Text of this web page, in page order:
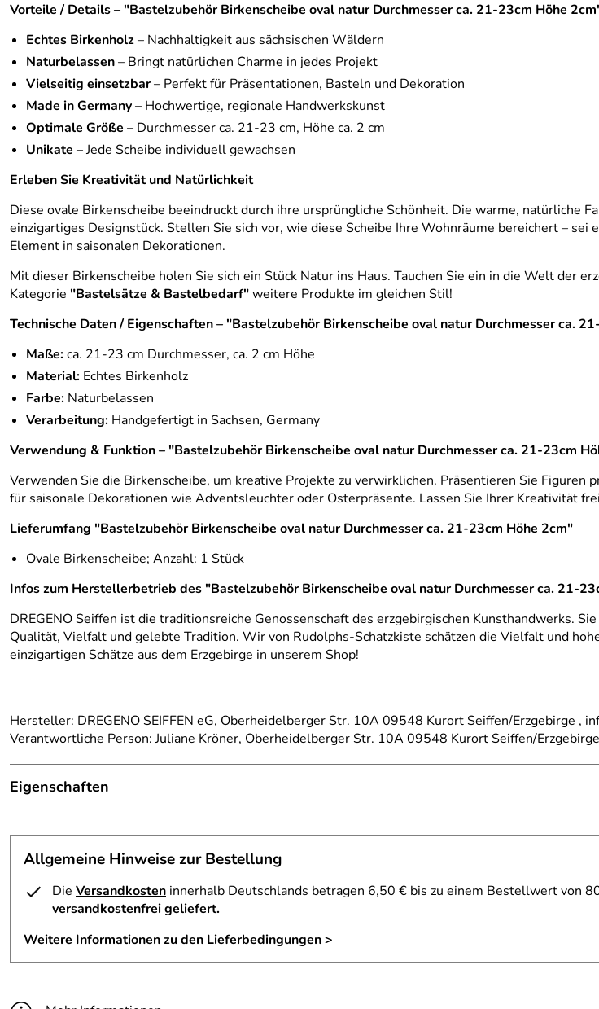
Vorteile / Details – "Bastelzubehör Birkenscheibe oval natur Durchmesser ca. 21-23cm Höhe
Echtes Birkenholz– Nachhaltigkeit aus sächsischen Wäldern
Naturbelassen– Bringt natürlichen Charme in jedes Projekt
Vielseitig einsetzbar– Perfekt für Präsentationen, Basteln und Dekoration
Made in Germany– Hochwertige, regionale Handwerkskunst
Optimale Größe – Durchmesser ca. 21-23 cm, Höhe ca. 2 cm
Unikate – Jede Scheibe individuell gewachsen
Erleben Sie Kreativität und Natürlichkeit
Diese ovale Birkenscheibe beeindruckt durch ihre ursprüngliche Schönheit. Die warme, natürliche
einzigartiges Designstück. Stellen Sie sich vor, wie diese Scheibe Ihre Wohnräume bereichert –
Element in saisonalen Dekorationen.
Mit dieser Birkenscheibe holen Sie sich ein Stück Natur ins Haus. Tauchen Sie ein in die Welt der
Kategorie "Bastelsätze & Bastelbedarf"weitere Produkte im gleichen Stil!
Technische Daten / Eigenschaften – "Bastelzubehör Birkenscheibe oval natur Durchmesser ca.
Maße:ca. 21-23 cm Durchmesser, ca. 2 cm Höhe
Material: Echtes Birkenholz
Farbe: Naturbelassen
Verarbeitung: Handgefertigt in Sachsen, Germany
Verwendung & Funktion – "Bastelzubehör Birkenscheibe oval natur Durchmesser ca. 21-23cm
Verwenden Sie die Birkenscheibe, um kreative Projekte zu verwirklichen. Präsentieren Sie
für saisonale Dekorationen wie Adventsleuchter oder Osterpräsente. Lassen Sie Ihrer Kreativität
Lieferumfang "Bastelzubehör Birkenscheibe oval natur Durchmesser ca. 21-23cm Höhe 2cm"
Ovale Birkenscheibe; Anzahl: 1 Stück
Infos zum Herstellerbetrieb des "Bastelzubehör Birkenscheibe oval natur Durchmesser ca. 21-
DREGENO Seiffen ist die traditionsreiche Genossenschaft des erzgebirgischen Kunsthandwerks.
Qualität, Vielfalt und gelebte Tradition. Wir von Rudolphs-Schatzkiste schätzen die Vielfalt und
einzigartigen Schätze aus dem Erzgebirge in unserem Shop!
Hersteller: DREGENO SEIFFEN eG, Oberheidelberger Str. 10A 09548 Kurort Seiffen/Erzgebirge ,
Verantwortliche Person: Juliane Kröner, Oberheidelberger Str. 10A 09548 Kurort Seiffen/
Eigenschaften
Hersteller:
Großhandel Dregeno
Farbe:
Natur
Produktart:
Bastelzubehör
Höhe Artikel:
Allgemeine Hinweise zur Bestellung
Die Versandkosten innerhalb Deutschlands betragen 6,50 € bis zu einem Bestellwert von
versandkostenfrei geliefert.
Weitere Informationen zu den Lieferbedingungen >